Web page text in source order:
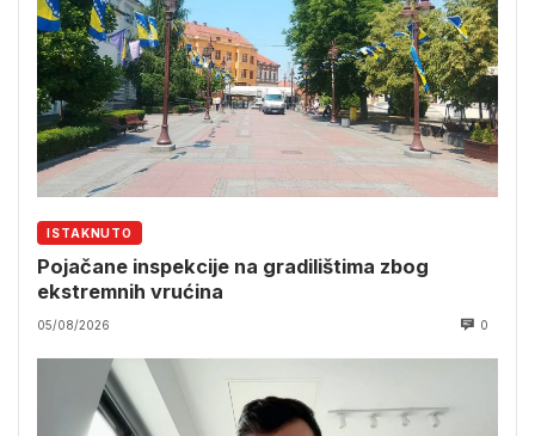
ISTAKNUTO
Pojačane inspekcije na gradilištima zbog
ekstremnih vrućina
05/08/2026 0